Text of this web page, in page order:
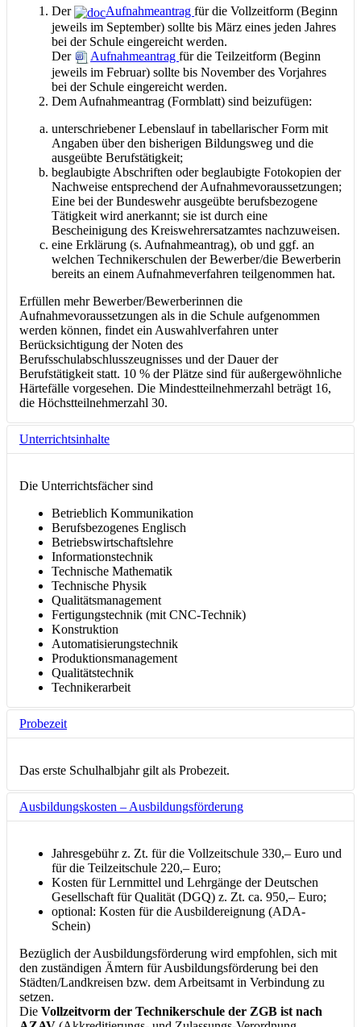
Der Aufnahmeantrag für die Vollzeitform (Beginn
jeweils im September) sollte bis März eines jeden Jahres
bei der Schule eingereicht werden.
Der
Aufnahmeantrag für die Teilzeitform (Beginn
jeweils im Februar) sollte bis November des Vorjahres
bei der Schule eingereicht werden.
Dem Aufnahmeantrag (Formblatt) sind beizufügen:
unterschriebener Lebenslauf in tabellarischer Form mit
Angaben über den bisherigen Bildungsweg und die
ausgeübte Berufstätigkeit;
beglaubigte Abschriften oder beglaubigte Fotokopien der
Nachweise entsprechend der Aufnahmevoraussetzungen;
Eine bei der Bundeswehr ausgeübte berufsbezogene
Tätigkeit wird anerkannt; sie ist durch eine
Bescheinigung des Kreiswehrersatzamtes nachzuweisen.
eine Erklärung (s. Aufnahmeantrag), ob und ggf. an
welchen Technikerschulen der Bewerber/die Bewerberin
bereits an einem Aufnahmeverfahren teilgenommen hat.
Erfüllen mehr Bewerber/Bewerberinnen die
Aufnahmevoraussetzungen als in die Schule aufgenommen
werden können, findet ein Auswahlverfahren unter
Berücksichtigung der Noten des
Berufsschulabschlusszeugnisses und der Dauer der
Berufstätigkeit statt. 10 % der Plätze sind für außergewöhnliche
Härtefälle vorgesehen. Die Mindestteilnehmerzahl beträgt 16,
die Höchstteilnehmerzahl 30.
Unterrichtsinhalte
Die Unterrichtsfächer sind
Betrieblich Kommunikation
Berufsbezogenes Englisch
Betriebswirtschaftslehre
Informationstechnik
Technische Mathematik
Technische Physik
Qualitätsmanagement
Fertigungstechnik (mit CNC-Technik)
Konstruktion
Automatisierungstechnik
Produktionsmanagement
Qualitätstechnik
Technikerarbeit
Probezeit
Das erste Schulhalbjahr gilt als Probezeit.
Ausbildungskosten – Ausbildungsförderung
Jahresgebühr z. Zt. für die Vollzeitschule 330,– Euro und
für die Teilzeitschule 220,– Euro;
Kosten für Lernmittel und Lehrgänge der Deutschen
Gesellschaft für Qualität (DGQ) z. Zt. ca. 950,– Euro;
optional: Kosten für die Ausbildereignung (ADA-
Schein)
Bezüglich der Ausbildungsförderung wird empfohlen, sich mit
den zuständigen Ämtern für Ausbildungsförderung bei den
Städten/Landkreisen bzw. dem Arbeitsamt in Verbindung zu
setzen.
Die Vollzeitvorm der Technikerschule der ZGB ist nach